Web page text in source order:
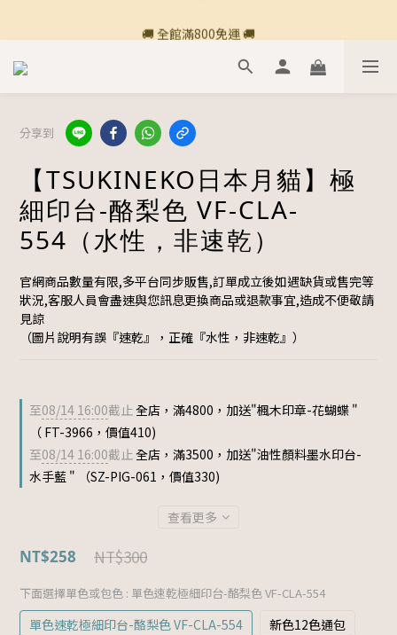
🚚 全館滿800免運 🚚
分享到
【TSUKINEKO日本月貓】極
細印台-酪梨色 VF-CLA-
554（水性，非速乾）
官網商品數量有限,多平台同步販售,訂單成立後如遇缺貨或售完等
狀況,客服人員會盡速與您訊息更換商品或退款事宜,造成不便敬請
見諒
（圖片說明有誤『速乾』，正確『水性，非速乾』）
至08/14 16:00截止全店，滿4800，加送"楓木印章-花蝴蝶 "
（ FT-3966，價值410)
至08/14 16:00截止全店，滿3500，加送"油性顏料墨水印台-
水手藍 " （SZ-PIG-061，價值330)
查看更多
NT$300
NT$258
下面選擇單色或包色 : 單色速乾極細印台-酪梨色 VF-CLA-554
單色速乾極細印台-酪梨色 VF-CLA-554 新色12色通包